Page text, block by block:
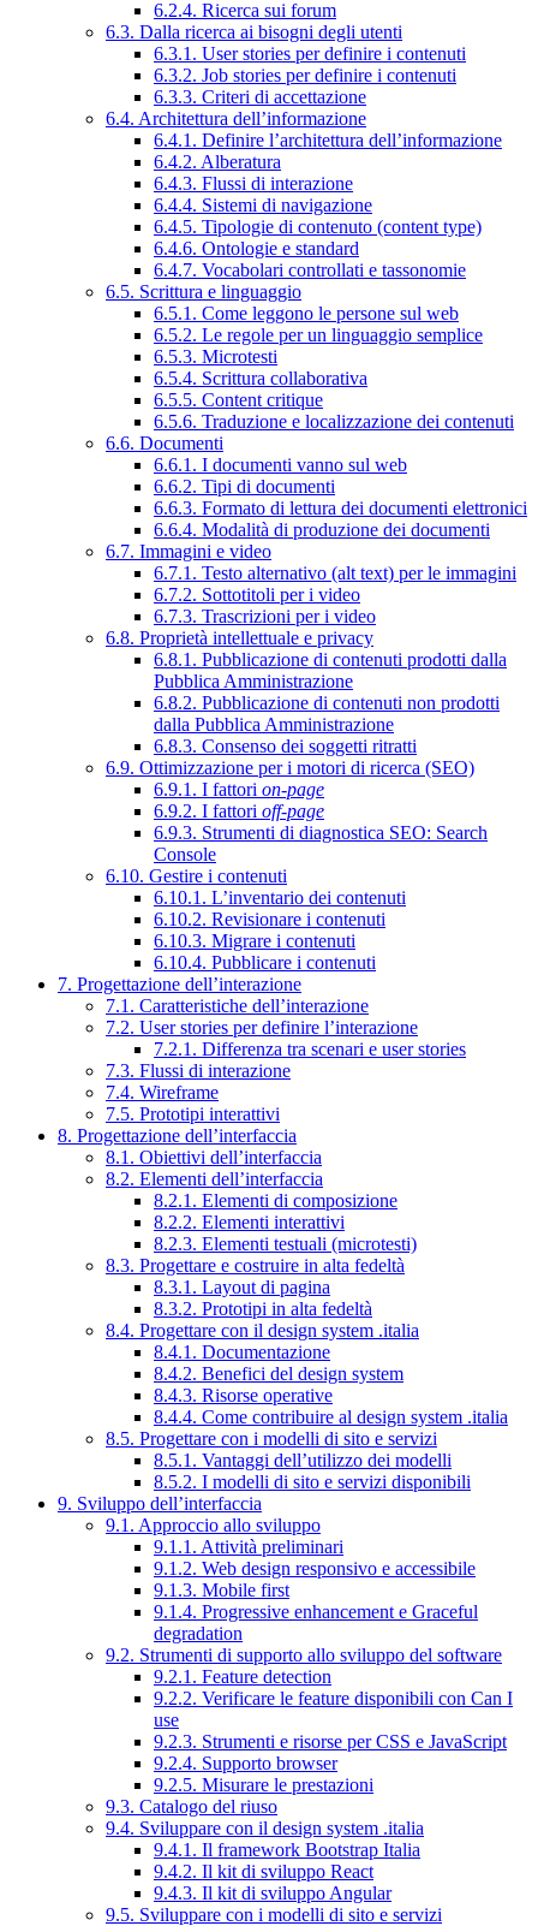
6.2.4. Ricerca sui forum
6.3. Dalla ricerca ai bisogni degli utenti
6.3.1. User stories per definire i contenuti
6.3.2. Job stories per definire i contenuti
6.3.3. Criteri di accettazione
6.4. Architettura dell’informazione
6.4.1. Definire l’architettura dell’informazione
6.4.2. Alberatura
6.4.3. Flussi di interazione
6.4.4. Sistemi di navigazione
6.4.5. Tipologie di contenuto (content type)
6.4.6. Ontologie e standard
6.4.7. Vocabolari controllati e tassonomie
6.5. Scrittura e linguaggio
6.5.1. Come leggono le persone sul web
6.5.2. Le regole per un linguaggio semplice
6.5.3. Microtesti
6.5.4. Scrittura collaborativa
6.5.5. Content critique
6.5.6. Traduzione e localizzazione dei contenuti
6.6. Documenti
6.6.1. I documenti vanno sul web
6.6.2. Tipi di documenti
6.6.3. Formato di lettura dei documenti elettronici
6.6.4. Modalità di produzione dei documenti
6.7. Immagini e video
6.7.1. Testo alternativo (alt text) per le immagini
6.7.2. Sottotitoli per i video
6.7.3. Trascrizioni per i video
6.8. Proprietà intellettuale e privacy
6.8.1. Pubblicazione di contenuti prodotti dalla
Pubblica Amministrazione
6.8.2. Pubblicazione di contenuti non prodotti
dalla Pubblica Amministrazione
6.8.3. Consenso dei soggetti ritratti
6.9. Ottimizzazione per i motori di ricerca (SEO)
6.9.1. I fattori on-page
6.9.2. I fattori off-page
6.9.3. Strumenti di diagnostica SEO: Search
Console
6.10. Gestire i contenuti
6.10.1. L’inventario dei contenuti
6.10.2. Revisionare i contenuti
6.10.3. Migrare i contenuti
6.10.4. Pubblicare i contenuti
7. Progettazione dell’interazione
7.1. Caratteristiche dell’interazione
7.2. User stories per definire l’interazione
7.2.1. Differenza tra scenari e user stories
7.3. Flussi di interazione
7.4. Wireframe
7.5. Prototipi interattivi
8. Progettazione dell’interfaccia
8.1. Obiettivi dell’interfaccia
8.2. Elementi dell’interfaccia
8.2.1. Elementi di composizione
8.2.2. Elementi interattivi
8.2.3. Elementi testuali (microtesti)
8.3. Progettare e costruire in alta fedeltà
8.3.1. Layout di pagina
8.3.2. Prototipi in alta fedeltà
8.4. Progettare con il design system .italia
8.4.1. Documentazione
8.4.2. Benefici del design system
8.4.3. Risorse operative
8.4.4. Come contribuire al design system .italia
8.5. Progettare con i modelli di sito e servizi
8.5.1. Vantaggi dell’utilizzo dei modelli
8.5.2. I modelli di sito e servizi disponibili
9. Sviluppo dell’interfaccia
9.1. Approccio allo sviluppo
9.1.1. Attività preliminari
9.1.2. Web design responsivo e accessibile
9.1.3. Mobile first
9.1.4. Progressive enhancement e Graceful
degradation
9.2. Strumenti di supporto allo sviluppo del software
9.2.1. Feature detection
9.2.2. Verificare le feature disponibili con Can I
use
9.2.3. Strumenti e risorse per CSS e JavaScript
9.2.4. Supporto browser
9.2.5. Misurare le prestazioni
9.3. Catalogo del riuso
9.4. Sviluppare con il design system .italia
9.4.1. Il framework Bootstrap Italia
9.4.2. Il kit di sviluppo React
9.4.3. Il kit di sviluppo Angular
9.5. Sviluppare con i modelli di sito e servizi